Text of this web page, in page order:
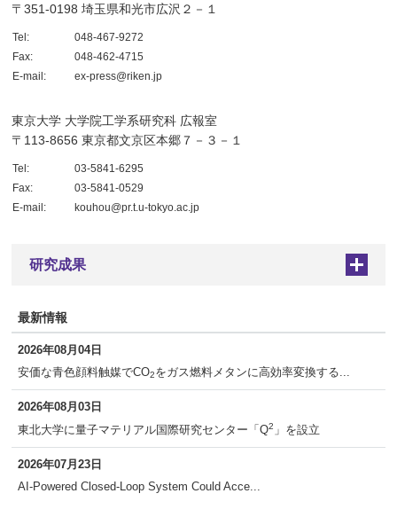
〒351-0198 埼玉県和光市広沢２－１
Tel:
048-467-9272
Fax:
048-462-4715
E-mail:
ex-press@riken.jp
東京大学 大学院工学系研究科 広報室
〒113-8656 東京都文京区本郷７－３－１
Tel:
03-5841-6295
Fax:
03-5841-0529
E-mail:
kouhou@pr.t.u-tokyo.ac.jp
研究成果 +
最新情報
2026年08月04日
安価な青色顔料触媒でCO2をガス燃料メタンに高効率変換する...
2026年08月03日
東北大学に量子マテリアル国際研究センター「Q2 」を設立
2026年07月23日
AI-Powered Closed-Loop System Could Acce...